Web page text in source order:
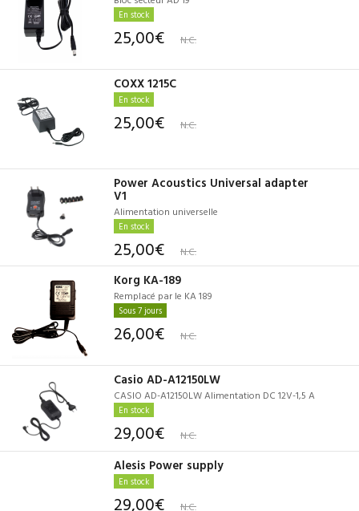
En stock
25,00€ N.C.
COXX 1215C
En stock
25,00€ N.C.
Power Acoustics Universal adapter
V1
Alimentation universelle
En stock
25,00€ N.C.
Korg KA-189
Remplacé par le KA 189
Sous 7 jours
26,00€ N.C.
Casio AD-A12150LW
CASIO AD-A12150LW Alimentation DC 12V-1,5 A
En stock
29,00€ N.C.
Alesis Power supply
En stock
29,00€ N.C.